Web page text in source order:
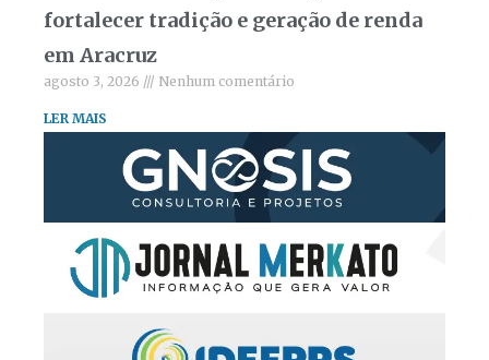
fortalecer tradição e geração de renda
em Aracruz
agosto 3, 2026 Nenhum comentário
LER MAIS